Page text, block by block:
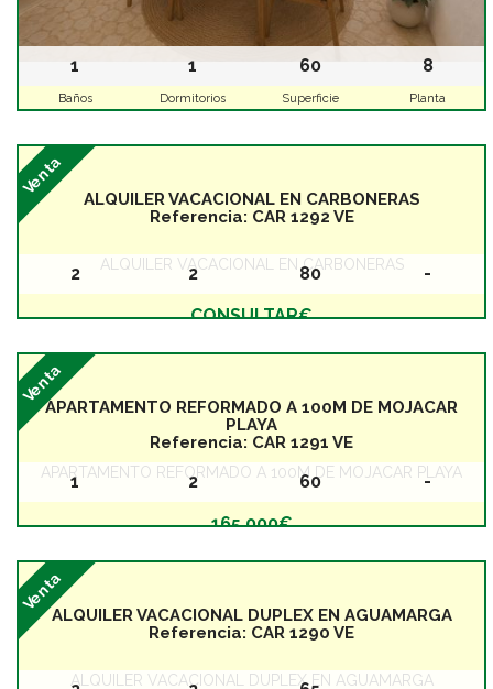
1
Baños
1
Dormitorios
60
Superficie
8
Planta
ALQUILER VACACIONAL EN CARBONERAS
Referencia: CAR 1292 VE
ALQUILER VACACIONAL EN CARBONERAS
Venta
CONSULTAR€
2 2
Dormitorios
80
Superficie
-
APARTAMENTO REFORMADO A 100M DE MOJACAR
PLAYA
Referencia: CAR 1291 VE
APARTAMENTO REFORMADO A 100M DE MOJACAR PLAYA
Venta
165.000€
1 2
Dormitorios
60
Superficie
-
ALQUILER VACACIONAL DUPLEX EN AGUAMARGA
Referencia: CAR 1290 VE
ALQUILER VACACIONAL DUPLEX EN AGUAMARGA
Venta